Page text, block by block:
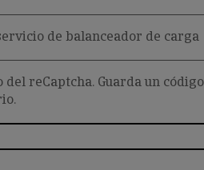
de balanceador de carga
reCaptcha. Guarda un código